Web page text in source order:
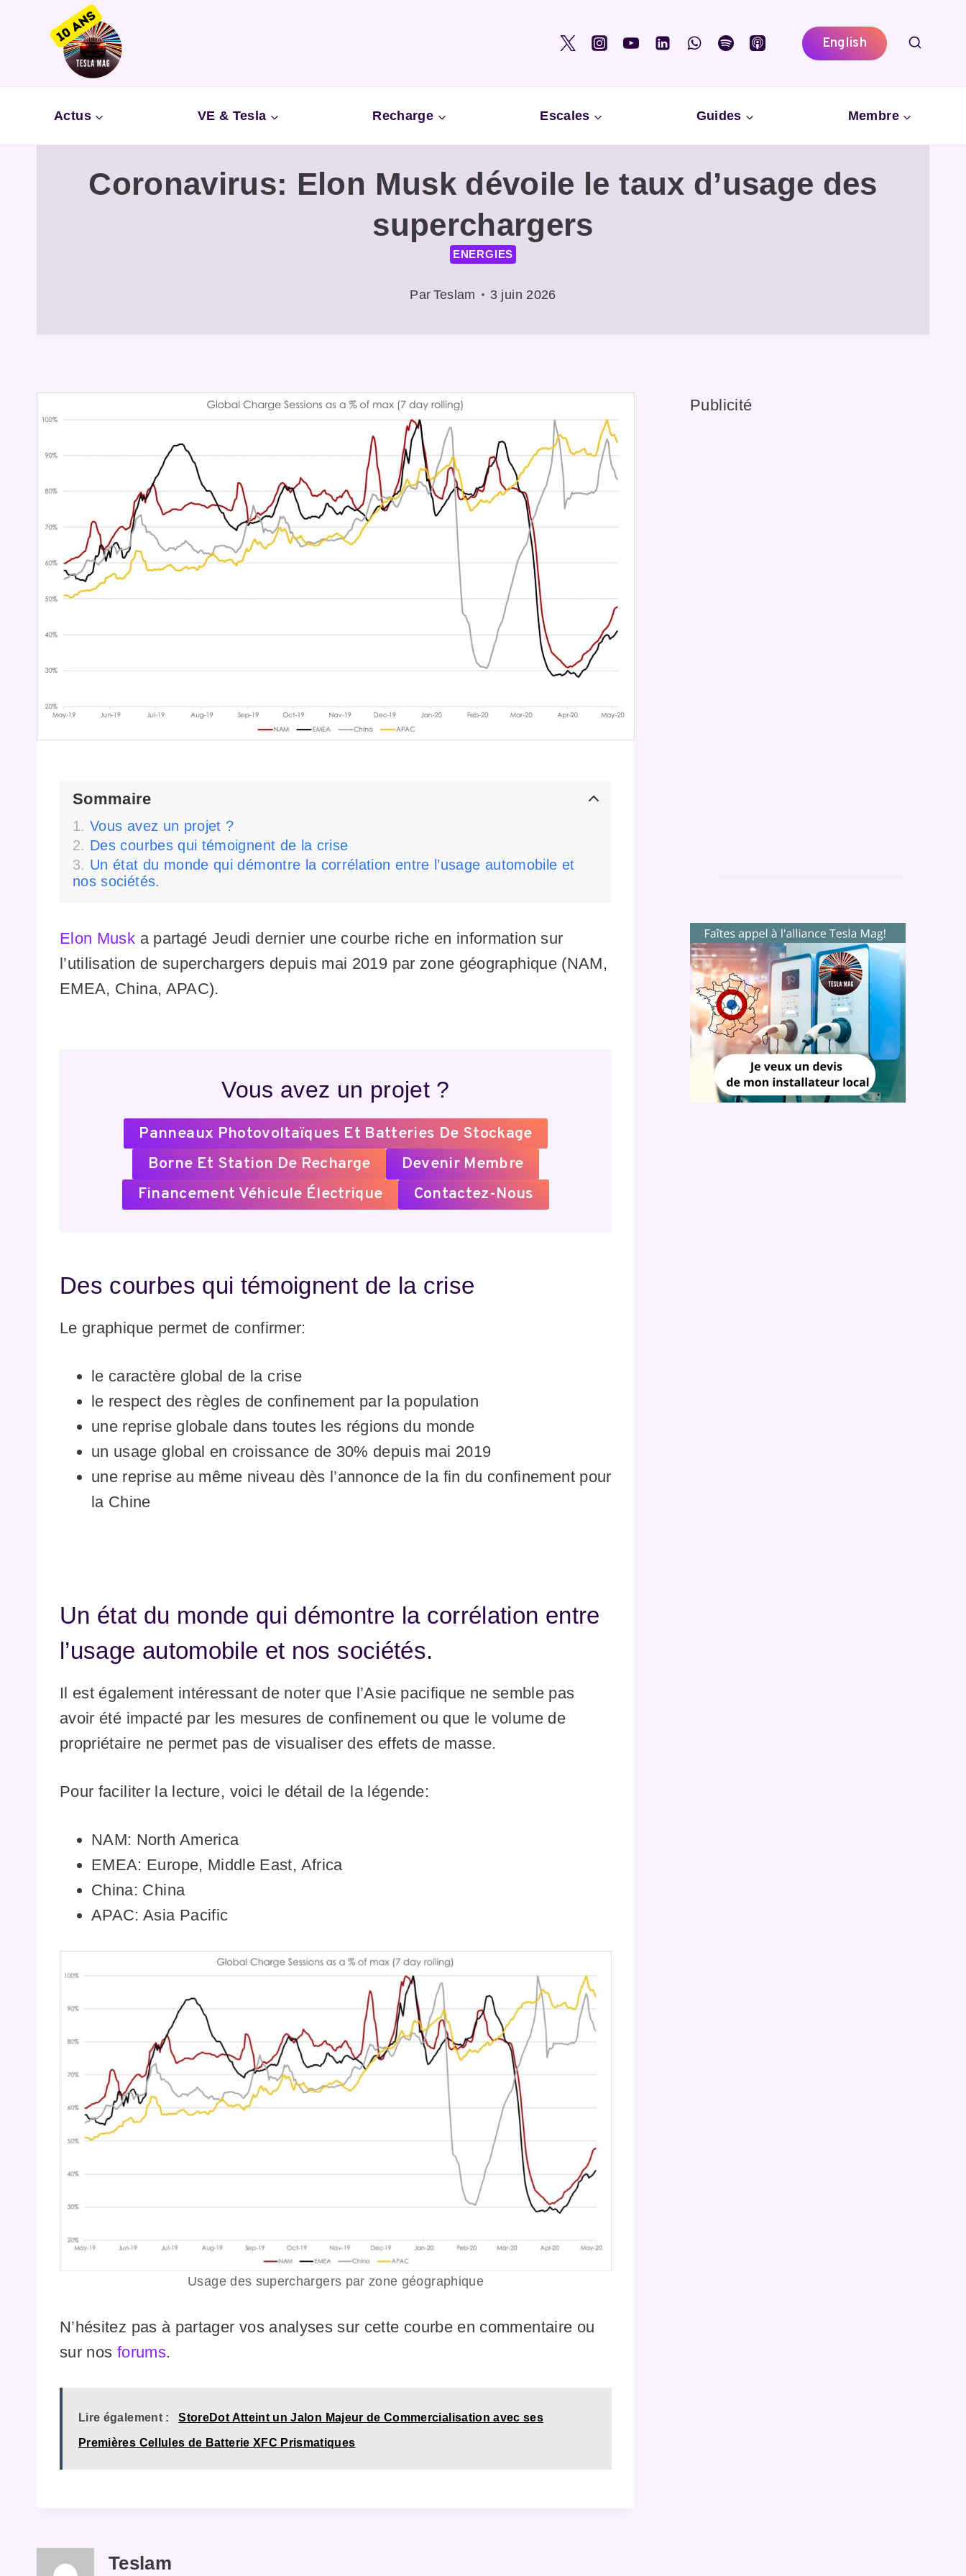
English
Actus VE & Tesla Recharge Escales Guides Membre
Coronavirus: Elon Musk dévoile le taux d’usage des
superchargers
ENERGIES
Par Teslam 3 juin 2026
Sommaire
Vous avez un projet ?
Des courbes qui témoignent de la crise
Un état du monde qui démontre la corrélation entre l’usage automobile et
nos sociétés.
Elon Musk a partagé Jeudi dernier une courbe riche en information sur
l’utilisation de superchargers depuis mai 2019 par zone géographique (NAM,
EMEA, China, APAC).
Vous avez un projet ?
Panneaux Photovoltaïques Et Batteries De Stockage
Borne Et Station De Recharge
Devenir Membre
Financement Véhicule Électrique
Contactez-Nous
Des courbes qui témoignent de la crise
Le graphique permet de confirmer:
le caractère global de la crise
le respect des règles de confinement par la population
une reprise globale dans toutes les régions du monde
un usage global en croissance de 30% depuis mai 2019
une reprise au même niveau dès l’annonce de la fin du confinement pour
la Chine
Un état du monde qui démontre la corrélation entre
l’usage automobile et nos sociétés.
Il est également intéressant de noter que l’Asie pacifique ne semble pas
avoir été impacté par les mesures de confinement ou que le volume de
propriétaire ne permet pas de visualiser des effets de masse.
Pour faciliter la lecture, voici le détail de la légende:
NAM: North America
EMEA: Europe, Middle East, Africa
China: China
APAC: Asia Pacific
Usage des superchargers par zone géographique
N’hésitez pas à partager vos analyses sur cette courbe en commentaire ou
sur nos forums.
Lire également : StoreDot Atteint un Jalon Majeur de Commercialisation avec ses
Premières Cellules de Batterie XFC Prismatiques
Teslam
Publicité